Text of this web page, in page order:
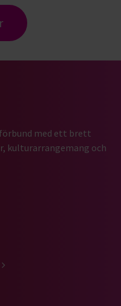
med ett brett
kulturarrangemang och